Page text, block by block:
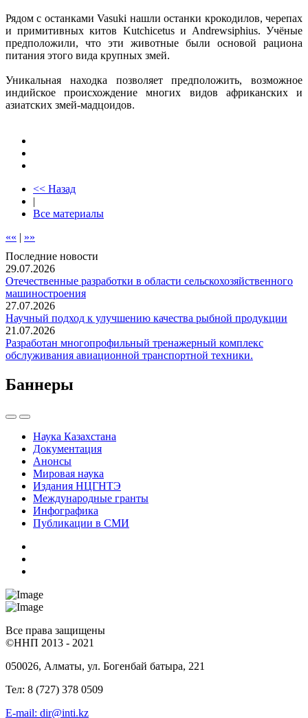
Рядом с останками Vasuki нашли останки крокодилов, черепах
и примитивных китов Kutchicetus и Andrewsiphius. Учёные
предположили, что эти животные были основой рациона
питания этого вида крупных змей.
Уникальная находка позволяет предположить, возможное
индийское происхождение многих видов африканских и
азиатских змей-мадцоидов.
<< Назад
|
Все материалы
«« | »»
Последние новости
29.07.2026
Отечественные разработки в области сельскохозяйственного
машиностроения
27.07.2026
Научный подход к улучшению качества рыбной продукции
21.07.2026
Разработан многопрофильный тренажерный комплекс
обслуживания авиационной транспортной техники.
Баннеры
Наука Казахстана
Документация
Анонсы
Мировая наука
Издания НЦГНТЭ
Международные гранты
Инфографика
Публикации в СМИ
Все права защищены
©ННП 2013 - 2021
050026, Алматы, ул. Богенбай батыра, 221
Тел: 8 (727) 378 0509
E-mail: dir@inti.kz